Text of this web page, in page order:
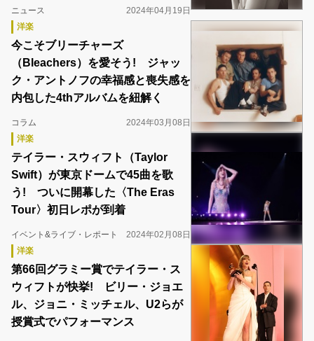
ニュース
2024年04月19日
洋楽
今こそブリーチャーズ
（Bleachers）を愛そう! ジャッ
ク・アントノフの幸福感と喪失感を
内包した4thアルバムを紐解く
コラム
2024年03月08日
洋楽
テイラー・スウィフト（Taylor
Swift）が東京ドームで45曲を歌
う! ついに開幕した〈The Eras
Tour〉初日レポが到着
イベント&ライブ・レポート
2024年02月08日
洋楽
第66回グラミー賞でテイラー・ス
ウィフトが快挙! ビリー・ジョエ
ル、ジョニ・ミッチェル、U2らが
授賞式でパフォーマンス